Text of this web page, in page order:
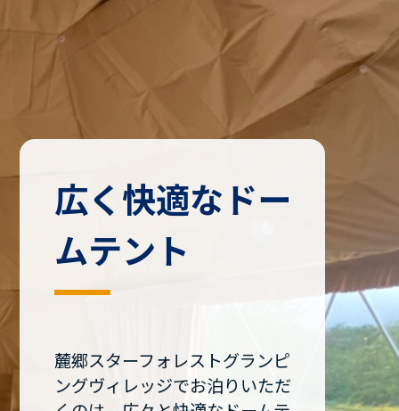
広く快適なドー
ムテント
麓郷スターフォレストグランピ
ングヴィレッジでお泊りいただ